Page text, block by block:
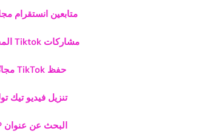
متابعين انستقرام
مشاركات Tiktok المجانية
حفظ TikTok مجانًا
تنزيل فيديو تيك
البحث عن عنوان IP